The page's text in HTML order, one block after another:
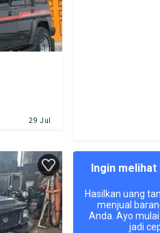
29 Jul
Ingin melihat
Hasilkan uang
menjual
Anda. Ayo
jadi